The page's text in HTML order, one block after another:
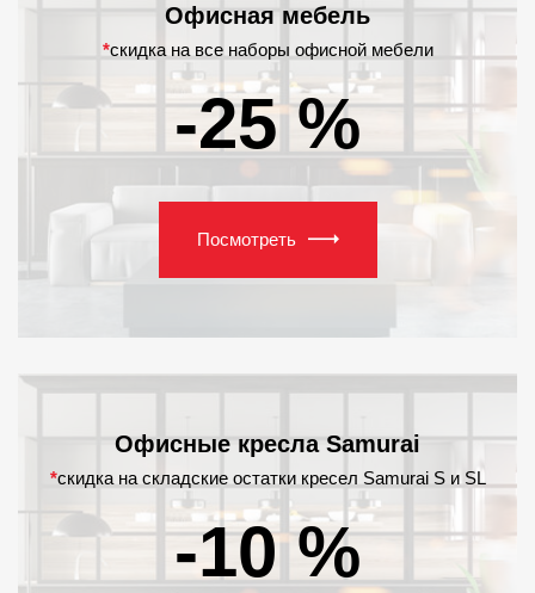
Офисная мебель
*скидка на все наборы офисной мебели
-25 %
Посмотреть
Офисные кресла Samurai
*скидка на складские остатки кресел Samurai S и SL
-10 %